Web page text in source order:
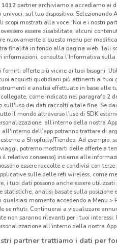
regionali o nazionali.
1012partner archiviamo e accediamo ai
sul tuo dispositivo.
scopi mostrati alla voce "Noi e i nostri
essere disabilitate, alcuni
nuovamente a questo menu per
finalità in fondo alla pagina web. Tali
informazioni, consulta l'Informativa sulla
fornirti offerte più vicine ai tuoi bisogni:
acquisti quotidiani più attinenti ai tuoi
e analisi effettuate in base alle
come indicato nel paragrafo 2
sull'uso dei dati raccolti a tale fine. Se
il mondo attraverso l’uso di SDK
all’interno della nostra
all'interno dell’app potranno trattare di
a Shopfully/Tiendeo. Ad esempio,
potremo mostrarti delle offerte a
il relativo consenso) insieme alle
essere raccolte e condivisi con
sulle delle reti wireless, come
i tuoi dati possono anche essere
statistiche, analisi basate sulla
qualsiasi momento accedendo a Menu
se rifiuti: Continuerai a visualizzare
non saranno rilevanti per i tuoi
all'interno della nostra App.
partner trattiamo i dati per